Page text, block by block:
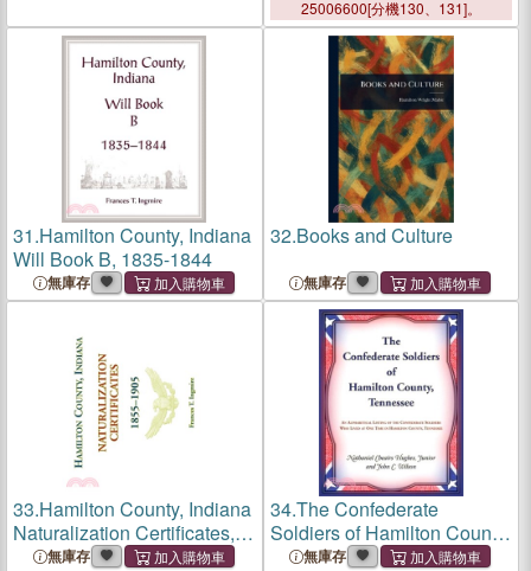
25006600[分機130、131]。
31.Hamilton County, Indiana
Will Book B, 1835-1844
無庫存
32.Books and Culture
無庫存
33.Hamilton County, Indiana
Naturalization Certificates,
1855-1905
無庫存
34.The Confederate
Soldiers of Hamilton County,
Tennessee
無庫存